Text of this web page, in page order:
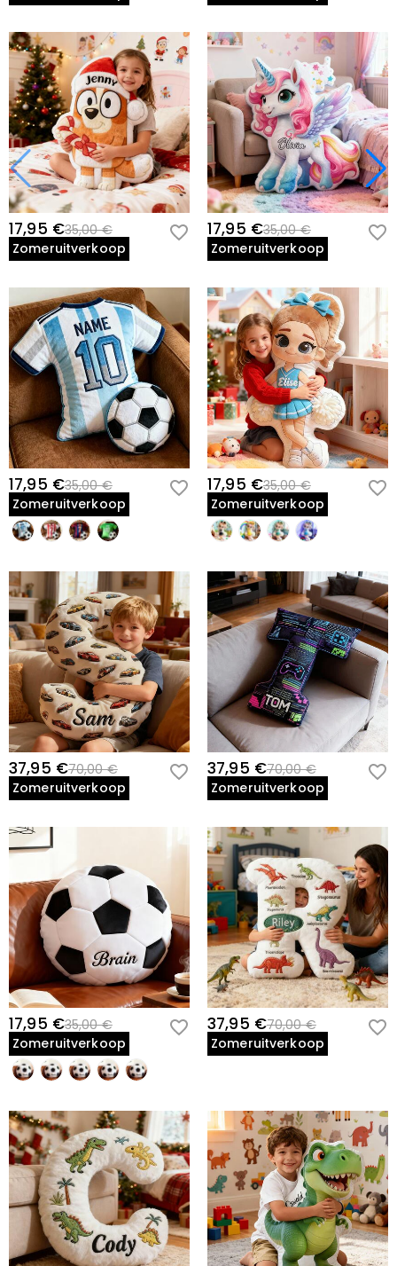
17,95 €35,00 €
Zomeruitverkoop
17,95 €35,00 €
Zomeruitverkoop
17,95 €35,00 €
Zomeruitverkoop
17,95 €35,00 €
Zomeruitverkoop
37,95 €70,00 €
Zomeruitverkoop
37,95 €70,00 €
Zomeruitverkoop
17,95 €35,00 €
Zomeruitverkoop
37,95 €70,00 €
Zomeruitverkoop